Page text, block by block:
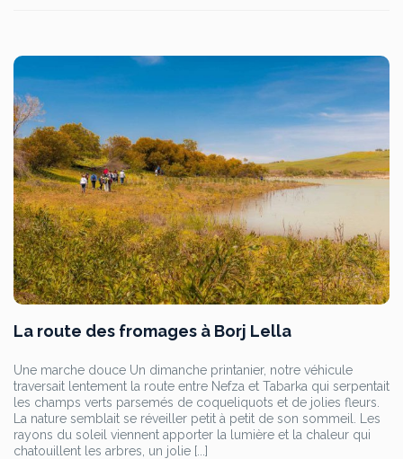
La route des fromages à Borj Lella
Une marche douce Un dimanche printanier, notre véhicule
traversait lentement la route entre Nefza et Tabarka qui serpentait
les champs verts parsemés de coqueliquots et de jolies fleurs.
La nature semblait se réveiller petit à petit de son sommeil. Les
rayons du soleil viennent apporter la lumière et la chaleur qui
chatouillent les arbres, un jolie [...]